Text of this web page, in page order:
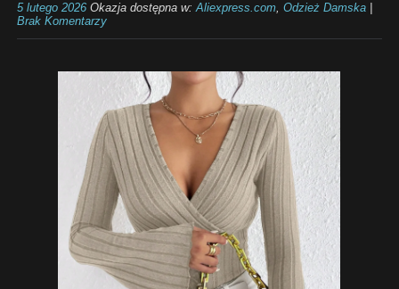
5 lutego 2026Okazja dostępna w:Aliexpress.com, Odzież Damska|
Brak Komentarzy